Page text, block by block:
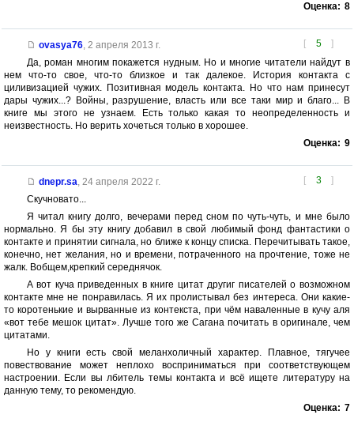
Оценка: 8
[ 5 ]
ovasya76, 2 апреля 2013 г.
Да, роман многим покажется нудным. Но и многие читатели найдут в
нем что-то свое, что-то близкое и так далекое. История контакта с
циливизацией чужих. Позитивная модель контакта. Но что нам принесут
дары чужих...? Войны, разрушение, власть или все таки мир и благо... В
книге мы этого не узнаем. Есть только какая то неопределенность и
неизвестность. Но верить хочеться только в хорошее.
Оценка: 9
[ 3 ]
dnepr.sa, 24 апреля 2022 г.
Скучновато...
Я читал книгу долго, вечерами перед сном по чуть-чуть, и мне было
нормально. Я бы эту книгу добавил в свой любимый фонд фантастики о
контакте и принятии сигнала, но ближе к концу списка. Перечитывать такое,
конечно, нет желания, но и времени, потраченного на прочтение, тоже не
жалк. Вобщем,крепкий середнячок.
А вот куча приведенных в книге цитат другиг писателей о возможном
контакте мне не понравилась. Я их пролистывал без интереса. Они какие-
то коротенькие и вырванные из контекста, при чём наваленные в кучу аля
«вот тебе мешок цитат». Лучше того же Сагана почитать в оригинале, чем
цитатами.
Но у книги есть свой меланхоличный характер. Плавное, тягучее
повествование может неплохо восприниматься при соответствующем
настроении. Если вы лбитель темы контакта и всё ищете литературу на
данную тему, то рекомендую.
Оценка: 7